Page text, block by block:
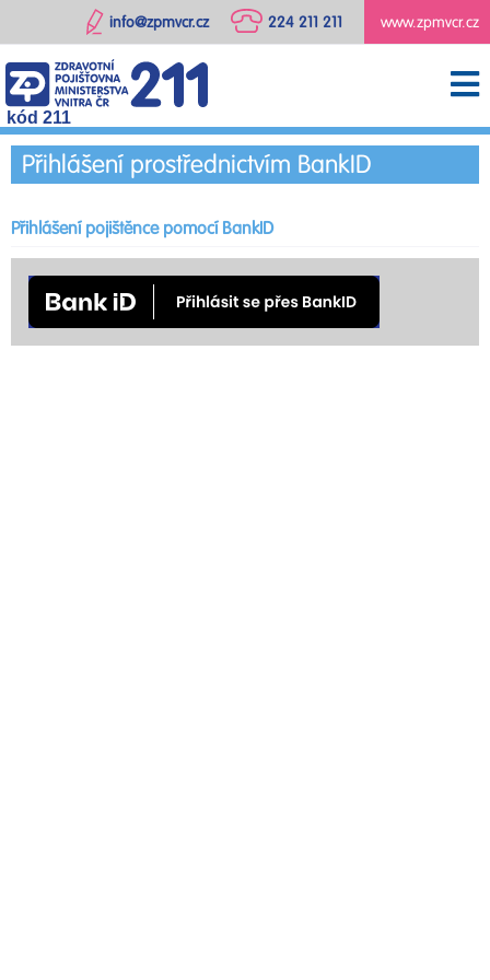
www.zpmvcr.cz
224 211 211
info@zpmvcr.cz
kód 211
Přihlášení prostřednictvím BankID
Přihlášení pojištěnce pomocí BankID